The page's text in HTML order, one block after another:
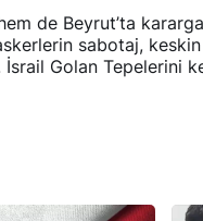
de Beyrut’ta
sabotaj,
İsrail Golan Tepelerini